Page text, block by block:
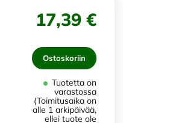
17,39 €
Ostoskoriin
Tuotetta on
varastossa
(Toimitusaika on
alle 1 arkipäivää,
ellei tuote ole